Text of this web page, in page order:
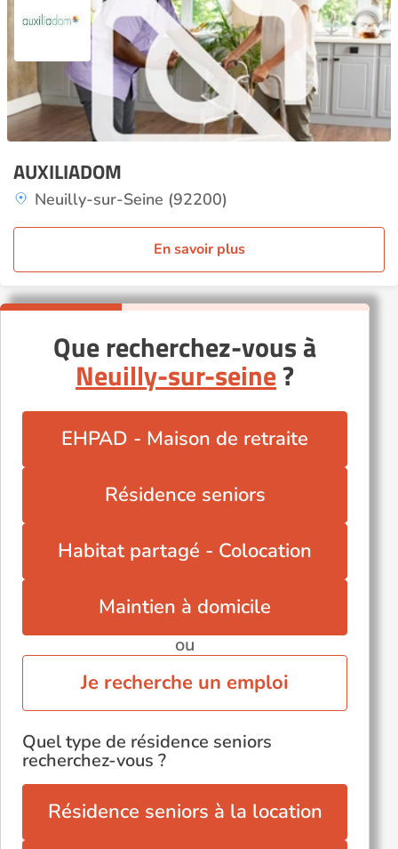
AUXILIADOM
Neuilly-sur-Seine (92200)
En savoir plus
Que recherchez-vous à
Neuilly-sur-seine?
EHPAD - Maison de retraite
Résidence seniors
Habitat partagé - Colocation
Maintien à domicile
ou
Je recherche un emploi
Quel type de résidence seniors
recherchez-vous ?
Résidence seniors à la location